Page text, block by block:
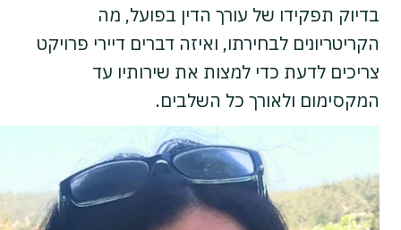
בדיוק תפקידו של עורך הדין בפועל, מה
הקריטריונים לבחירתו, ואיזה דברים דיירי פרויקט
צריכים לדעת כדי למצות את שירותיו עד
המקסימום ולאורך כל השלבים.